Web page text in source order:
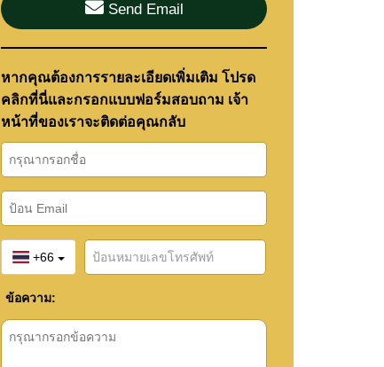
Send Email
หากคุณต้องการรายละเอียดเพิ่มเติม โปรด
คลิกที่นี่และกรอกแบบฟอร์มสอบถาม เจ้า
หน้าที่ของเราจะติดต่อคุณกลับ
+66
ข้อความ: